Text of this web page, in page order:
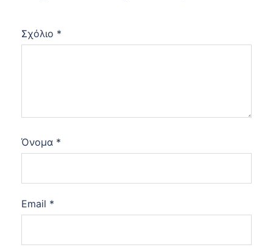
Σχόλιο *
Όνομα *
Email *